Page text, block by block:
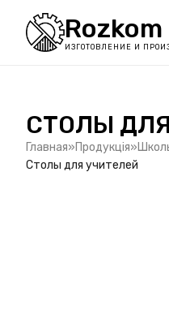
Rozkom
ИЗГОТОВЛЕНИЕ И
СТОЛЫ
Главная Продукція
Столы для учителей